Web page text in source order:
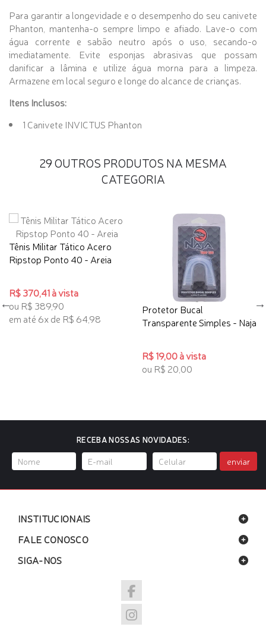
Para garantir a longevidade e o desempenho do seu canivete
Phanton, mantenha-o sempre limpo e afiado. Lave-o com
água corrente e sabão neutro após o uso, secando-o
imediatamente. Evite esponjas abrasivas que possam
danificar a lâmina e utilize água morna para a limpeza.
Armazene em local seguro e longe do alcance de crianças.
Itens Inclusos:
1 Canivete INVICTUS Phanton
29 OUTROS PRODUTOS NA MESMA
CATEGORIA
Tênis Militar Tático Acero
Ripstop Ponto 40 - Areia
R$ 370,41 à vista
ou R$ 389,90
em até 6x de R$ 64,98
Protetor Bucal
Transparente Simples - Naja
R$ 19,00 à vista
ou R$ 20,00
RECEBA NOSSAS NOVIDADES:
enviar
INSTITUCIONAIS
FALE CONOSCO
SIGA-NOS